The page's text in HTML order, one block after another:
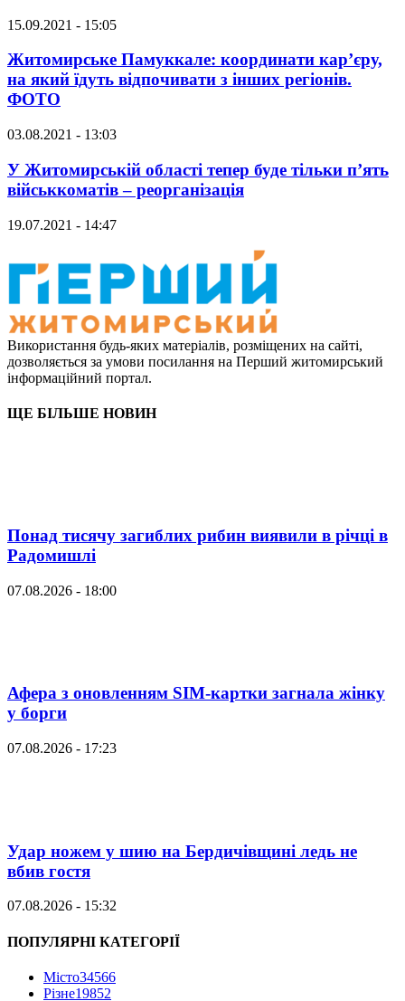
15.09.2021 - 15:05
Житомирське Памуккале: координати кар’єру,
на який їдуть відпочивати з інших регіонів.
ФОТО
03.08.2021 - 13:03
У Житомирській області тепер буде тільки п’ять
військкоматів – реорганізація
19.07.2021 - 14:47
Використання будь-яких матеріалів, розміщених на сайті,
дозволяється за умови посилання на Перший житомирський
інформаційний портал.
ЩЕ БІЛЬШЕ НОВИН
Понад тисячу загиблих рибин виявили в річці в
Радомишлі
07.08.2026 - 18:00
Афера з оновленням SIM-картки загнала жінку
у борги
07.08.2026 - 17:23
Удар ножем у шию на Бердичівщині ледь не
вбив гостя
07.08.2026 - 15:32
ПОПУЛЯРНІ КАТЕГОРІЇ
Місто34566
Різне19852